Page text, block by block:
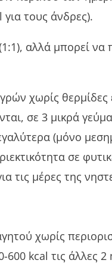
για τους άνδρες).
αλλά μπορεί
χωρίς
σε 3 μικρά
(μόνο
σε
τις μέρες της
χωρίς
kcal τις άλλες